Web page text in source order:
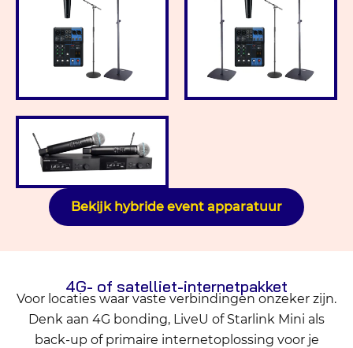
Bekijk hybride event apparatuur
4G- of satelliet-internetpakket
Voor locaties waar vaste verbindingen onzeker zijn.
Denk aan 4G bonding, LiveU of Starlink Mini als
back-up of primaire internetoplossing voor je